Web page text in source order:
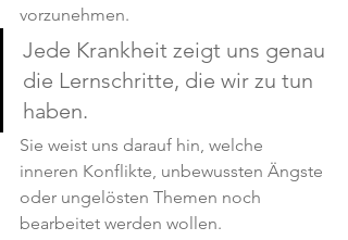
vorzunehmen.
Jede Krankheit zeigt uns genau
die Lernschritte, die wir zu tun
haben.
Sie weist uns darauf hin, welche
inneren Konflikte, unbewussten Ängste
oder ungelösten Themen noch
bearbeitet werden wollen.